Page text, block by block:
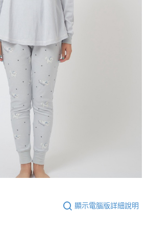
顯示電腦版詳細說明